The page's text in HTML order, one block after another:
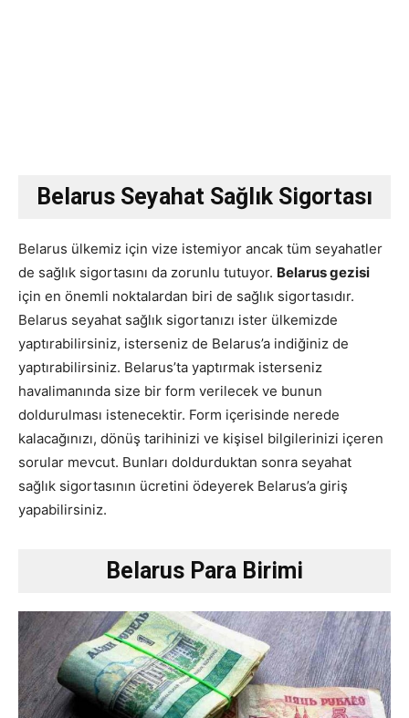
Belarus Seyahat Sağlık Sigortası
Belarus ülkemiz için vize istemiyor ancak tüm seyahatler
de sağlık sigortasını da zorunlu tutuyor. Belarus gezisi
için en önemli noktalardan biri de sağlık sigortasıdır.
Belarus seyahat sağlık sigortanızı ister ülkemizde
yaptırabilirsiniz, isterseniz de Belarus’a indiğiniz de
yaptırabilirsiniz. Belarus’ta yaptırmak isterseniz
havalimanında size bir form verilecek ve bunun
doldurulması istenecektir. Form içerisinde nerede
kalacağınızı, dönüş tarihinizi ve kişisel bilgilerinizi içeren
sorular mevcut. Bunları doldurduktan sonra seyahat
sağlık sigortasının ücretini ödeyerek Belarus’a giriş
yapabilirsiniz.
Belarus Para Birimi